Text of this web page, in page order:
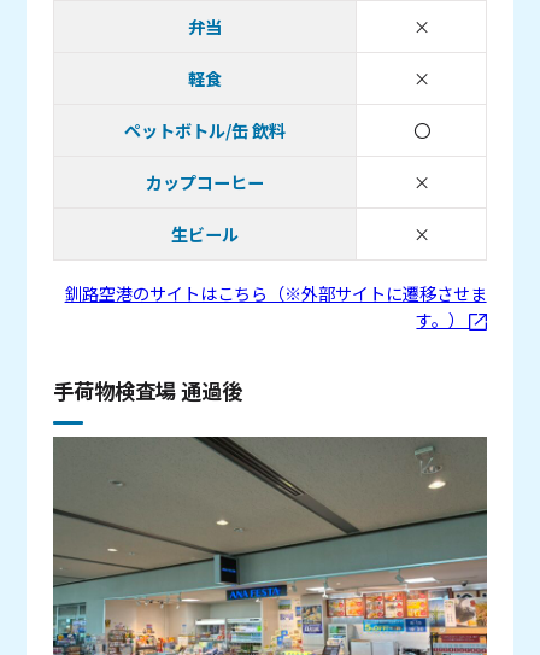
弁当
×取り扱い無し
軽食
×取り扱い無し
ペットボトル/缶 飲料
〇
取り扱いあり
カップコーヒー
×取り扱い無し
生ビール
×取り扱い無し
釧路空港のサイトはこちら（※外部サイトに遷移させま
す。）
手荷物検査場 通過後